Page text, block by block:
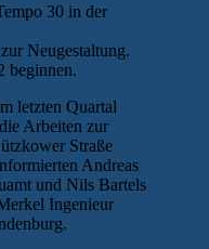
30 in der
Neugestaltung.
beginnen.
letzten Quartal
Arbeiten zur
Straße
Andreas
und Nils Bartels
Ingenieur